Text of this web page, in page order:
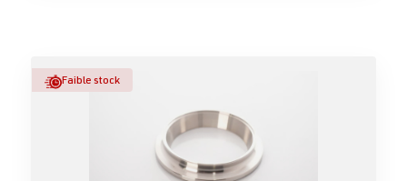
Faible stock